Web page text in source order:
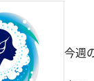
今週